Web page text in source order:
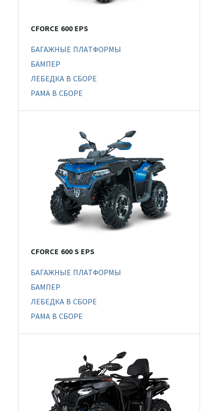
CFORCE 600 EPS
БАГАЖНЫЕ ПЛАТФОРМЫ
БАМПЕР
ЛЕБЕДКА В СБОРЕ
РАМА В СБОРЕ
CFORCE 600 S EPS
БАГАЖНЫЕ ПЛАТФОРМЫ
БАМПЕР
ЛЕБЕДКА В СБОРЕ
РАМА В СБОРЕ